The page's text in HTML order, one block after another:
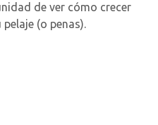
de ver cómo crecer
(o penas).